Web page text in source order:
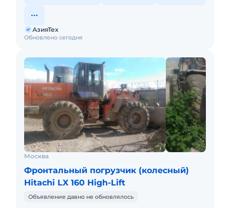
Обновлено сегодня
АзияТех
Москва
Фронтальный погрузчик (колесный)
Hitachi LX 160 High-Lift
Объявление давно не обновлялось